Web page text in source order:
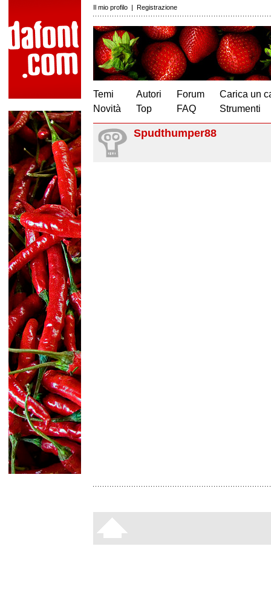
Il mio profilo | Registrazione
Temi
Novità
Autori
Top
Forum
FAQ
Carica un
Strumenti
Spudthumper88